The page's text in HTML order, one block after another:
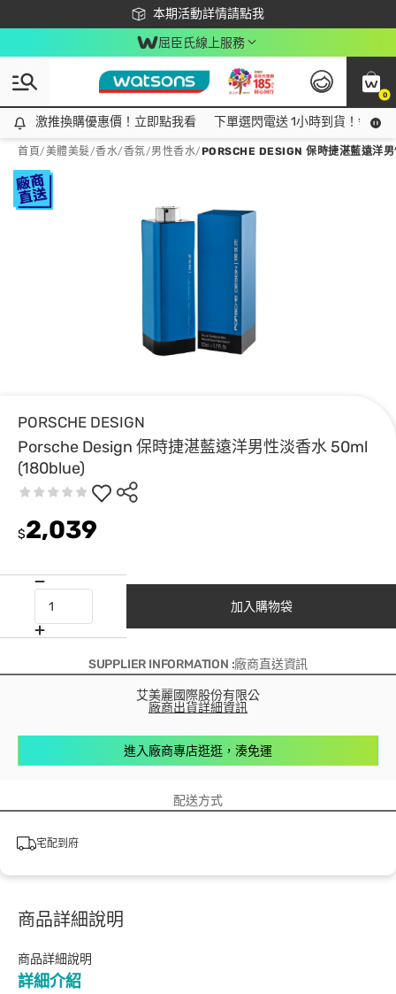
本期活動詳情請點我
下載app最高回饋$350
屈臣氏線上服務
0
激推換購優惠價！立即點我看
激推換購優惠價！立即點我看 下單選閃電送 1小時到貨！領神
首頁/美體美髮/香水/香氛/男性香水/PORSCHE DESIGN 保時捷湛藍遠洋
PORSCHE DESIGN
Porsche Design 保時捷湛藍遠洋男性淡香水 50ml
(180blue)
$2,039
加入購物袋
SUPPLIER INFORMATION :廠商直送資訊
艾美麗國際股份有限公
廠商出貨詳細資訊
進入廠商專店逛逛，湊免運
配送方式
宅配到府
商品詳細說明
商品詳細說明
詳細介紹